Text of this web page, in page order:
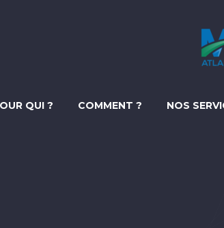
QUI ? COMMENT ? NOS